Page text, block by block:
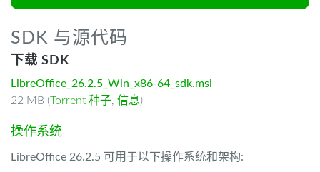
SDK 与源代码
下载 SDK
LibreOffice_26.2.5_Win_x86-64_sdk.msi
22 MB (Torrent 种子, 信息)
操作系统
LibreOffice 26.2.5 可用于以下操作系统和架构: